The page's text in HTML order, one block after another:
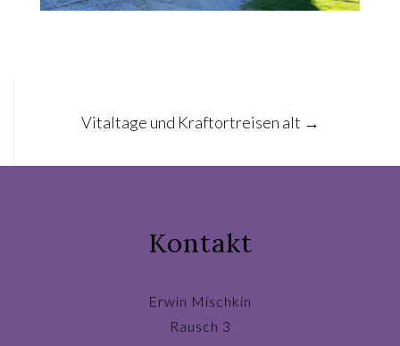
navigation
Vitaltage und Kraftortreisen alt →
Kontakt
Erwin Mischkin
Rausch 3